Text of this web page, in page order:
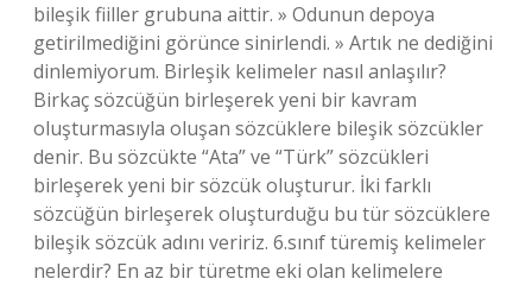
bileşik fiiller grubuna aittir. » Odunun depoya
getirilmediğini görünce sinirlendi. » Artık ne dediğini
dinlemiyorum. Birleşik kelimeler nasıl anlaşılır?
Birkaç sözcüğün birleşerek yeni bir kavram
oluşturmasıyla oluşan sözcüklere bileşik sözcükler
denir. Bu sözcükte “Ata” ve “Türk” sözcükleri
birleşerek yeni bir sözcük oluşturur. İki farklı
sözcüğün birleşerek oluşturduğu bu tür sözcüklere
bileşik sözcük adını veririz. 6.sınıf türemiş kelimeler
nelerdir? En az bir türetme eki olan kelimelere